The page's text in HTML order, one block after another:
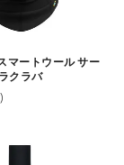
ートウール サー
クラバ